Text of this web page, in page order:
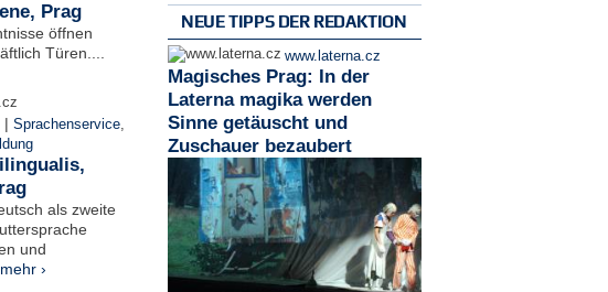
Prag
öffnen
Türen....
| Sprachenservice,
als zweite
und
mehr ›
NEUE TIPPS DER REDAKTION
www.laterna.cz
Magisches Prag: In der
Laterna magika werden
Sinne getäuscht und
Zuschauer bezaubert